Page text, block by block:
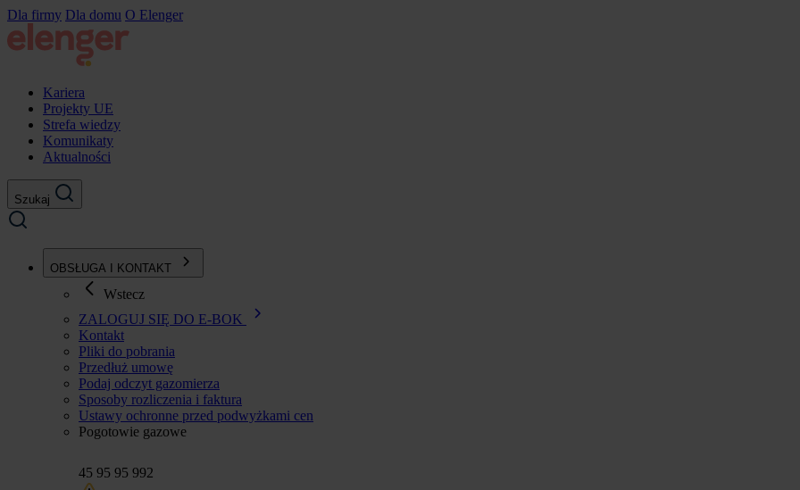
Przejdź
do
treści
Dla firmy Dla domu O Elenger
Kariera
Projekty UE
Strefa wiedzy
Komunikaty
Aktualności
Szukaj
OBSŁUGA I KONTAKT
Wstecz
ZALOGUJ SIĘ DO E-BOK
Kontakt
Pliki do pobrania
Przedłuż umowę
Podaj odczyt gazomierza
Sposoby rozliczenia i faktura
Ustawy ochronne przed podwyżkami cen
Pogotowie gazowe
45 95 95 992